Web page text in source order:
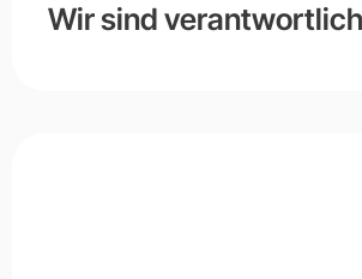
Wir sind verantwortlich